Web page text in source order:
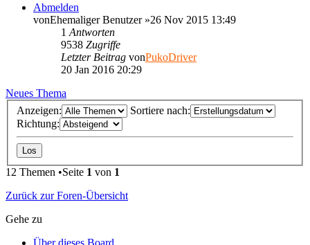
Abmelden
vonEhemaliger Benutzer»26 Nov 2015 13:49
1 Antworten
9538 Zugriffe
Letzter Beitrag vonPukoDriver
20 Jan 2016 20:29
Neues Thema
Anzeigen:
Sortiere nach:
Richtung:
12 Themen •Seite 1 von 1
Zurück zur Foren-Übersicht
Gehe zu